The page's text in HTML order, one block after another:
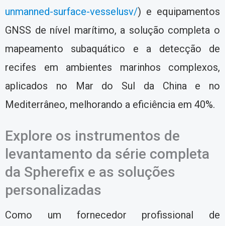
unmanned-surface-vesselusv/) e equipamentos
GNSS de nível marítimo, a solução completa o
mapeamento subaquático e a detecção de
recifes em ambientes marinhos complexos,
aplicados no Mar do Sul da China e no
Mediterrâneo, melhorando a eficiência em 40%.
Explore os instrumentos de
levantamento da série completa
da Spherefix e as soluções
personalizadas
Como um fornecedor profissional de